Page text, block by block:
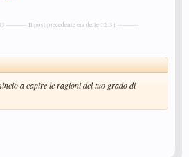
---------- Il post precedente era delle 12:31 ----------
a capire le ragioni del tuo grado di